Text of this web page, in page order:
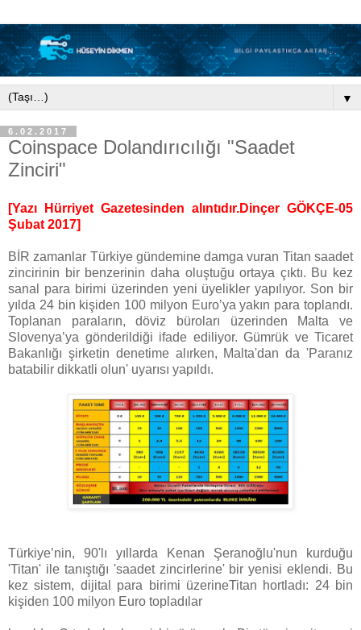
▼
6.02.2017
Coinspace Dolandırıcılığı "Saadet
Zinciri"
[Yazı Hürriyet Gazetesinden alıntıdır.Dinçer GÖKÇE-05
Şubat 2017]
BİR zamanlar Türkiye gündemine damga vuran Titan saadet
zincirinin bir benzerinin daha oluştuğu ortaya çıktı. Bu kez
sanal para birimi üzerinden yeni üyelikler yapılıyor. Son bir
yılda 24 bin kişiden 100 milyon Euro’ya yakın para toplandı.
Toplanan paraların, döviz büroları üzerinden Malta ve
Slovenya’ya gönderildiği ifade ediliyor. Gümrük ve Ticaret
Bakanlığı şirketin denetime alırken, Malta'dan da 'Paranız
batabilir dikkatli olun' uyarısı yapıldı.
Türkiye’nin, 90'lı yıllarda Kenan Şeranoğlu'nun kurduğu
'Titan' ile tanıştığı 'saadet zincirlerine' bir yenisi eklendi. Bu
kez sistem, dijital para birimi üzerineTitan hortladı: 24 bin
kişiden 100 milyon Euro topladılar